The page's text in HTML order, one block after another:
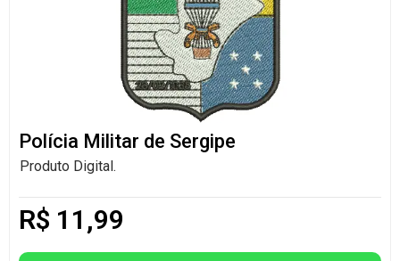
Polícia Militar de Sergipe
Produto Digital.
R$ 11,99